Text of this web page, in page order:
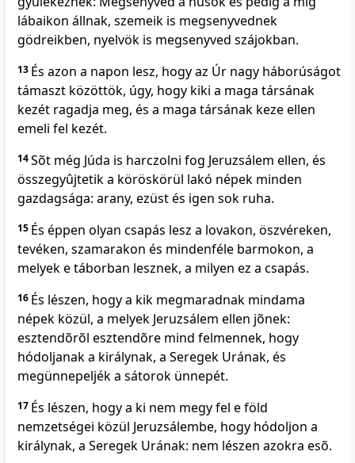
lábaikon állnak, szemeik is megsenyvednek
gödreikben, nyelvök is megsenyved szájokban.
13 És azon a napon lesz, hogy az Úr nagy háborúságot
támaszt közöttök, úgy, hogy kiki a maga társának
kezét ragadja meg, és a maga társának keze ellen
emeli fel kezét.
14Sõt még Júda is harczolni fog Jeruzsálem ellen, és
összegyûjtetik a köröskörül lakó népek minden
gazdagsága: arany, ezüst és igen sok ruha.
15 És éppen olyan csapás lesz a lovakon, öszvéreken,
tevéken, szamarakon és mindenféle barmokon, a
melyek e táborban lesznek, a milyen ez a csapás.
16 És lészen, hogy a kik megmaradnak mindama
népek közül, a melyek Jeruzsálem ellen jõnek:
esztendõrõl esztendõre mind felmennek, hogy
hódoljanak a királynak, a Seregek Urának, és
megünnepeljék a sátorok ünnepét.
17 És lészen, hogy a ki nem megy fel e föld
nemzetségei közül Jeruzsálembe, hogy hódoljon a
királynak, a Seregek Urának: nem lészen azokra esõ.